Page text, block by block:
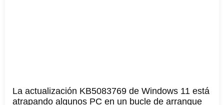
La actualización KB5083769 de Windows 11 está
atrapando algunos PC en un bucle de arranque